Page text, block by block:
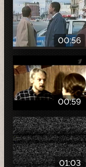
00:56
00:59
01:03